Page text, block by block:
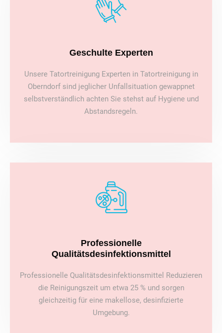
Geschulte Experten
Unsere Tatortreinigung Experten in Tatortreinigung in
Oberndorf sind jeglicher Unfallsituation gewappnet
selbstverständlich achten Sie stehst auf Hygiene und
Abstandsregeln.
Professionelle
Qualitätsdesinfektionsmittel
Professionelle Qualitätsdesinfektionsmittel Reduzieren
die Reinigungszeit um etwa 25 % und sorgen
gleichzeitig für eine makellose, desinfizierte
Umgebung.